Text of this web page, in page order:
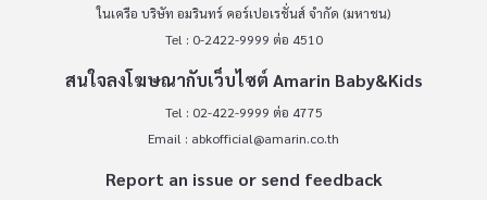
ในเครือ บริษัท อมรินทร์ คอร์เปอเรชั่นส์ จำกัด (มหาชน)
Tel : 0-2422-9999 ต่อ 4510
สนใจลงโฆษณากับเว็บไซต์ Amarin Baby&Kids
Tel : 02-422-9999 ต่อ 4775
Email : abkofficial@amarin.co.th
Report an issue or send feedback